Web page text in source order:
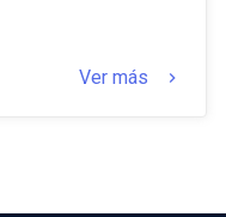
Ver más keyboard_arrow_right